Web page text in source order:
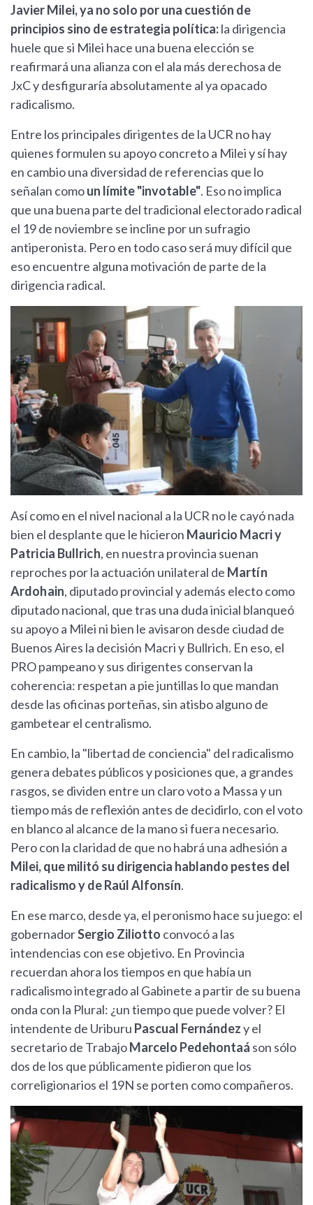
Javier Milei, ya no solo por una cuestión de
principios sino de estrategia política:la dirigencia
huele que si Milei hace una buena elección se
reafirmará una alianza con el ala más derechosa de
JxC y desfiguraría absolutamente al ya opacado
radicalismo.
Entre los principales dirigentes de la UCR no hay
quienes formulen su apoyo concreto a Milei y sí hay
en cambio una diversidad de referencias que lo
señalan comoun límite "invotable". Eso no implica
que una buena parte del tradicional electorado radical
el 19 de noviembre se incline por un sufragio
antiperonista. Pero en todo caso será muy difícil que
eso encuentre alguna motivación de parte de la
dirigencia radical.
Así como en el nivel nacional a la UCR no le cayó nada
bien el desplante que le hicieron Mauricio Macri y
Patricia Bullrich, en nuestra provincia suenan
reproches por la actuación unilateral de Martín
Ardohain, diputado provincial y además electo como
diputado nacional, que tras una duda inicial blanqueó
su apoyo a Milei ni bien le avisaron desde ciudad de
Buenos Aires la decisión Macri y Bullrich. En eso, el
PRO pampeano y sus dirigentes conservan la
coherencia: respetan a pie juntillas lo que mandan
desde las oficinas porteñas, sin atisbo alguno de
gambetear el centralismo.
En cambio, la "libertad de conciencia" del radicalismo
genera debates públicos y posiciones que, a grandes
rasgos, se dividen entre un claro voto a Massa y un
tiempo más de reflexión antes de decidirlo, con el voto
en blanco al alcance de la mano si fuera necesario.
Pero con la claridad de que no habrá una adhesión a
Milei, que militó su dirigencia hablando pestes del
radicalismo y de Raúl Alfonsín.
En ese marco, desde ya, el peronismo hace su juego: el
gobernadorSergio Ziliotto convocó a las
intendencias con ese objetivo. En Provincia
recuerdan ahora los tiempos en que había un
radicalismo integrado al Gabinete a partir de su buena
onda con la Plural: ¿un tiempo que puede volver? El
intendente de Uriburu Pascual Fernándezy el
secretario de TrabajoMarcelo Pedehontaá son sólo
dos de los que públicamente pidieron que los
correligionarios el 19N se porten como compañeros.